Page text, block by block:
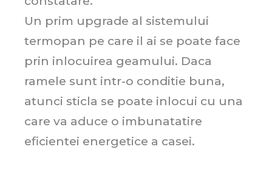
Un prim upgrade al sistemului
termopan pe care il ai se poate face
prin inlocuirea geamului. Daca
ramele sunt intr-o conditie buna,
atunci sticla se poate inlocui cu una
care va aduce o imbunatatire
eficientei energetice a casei.